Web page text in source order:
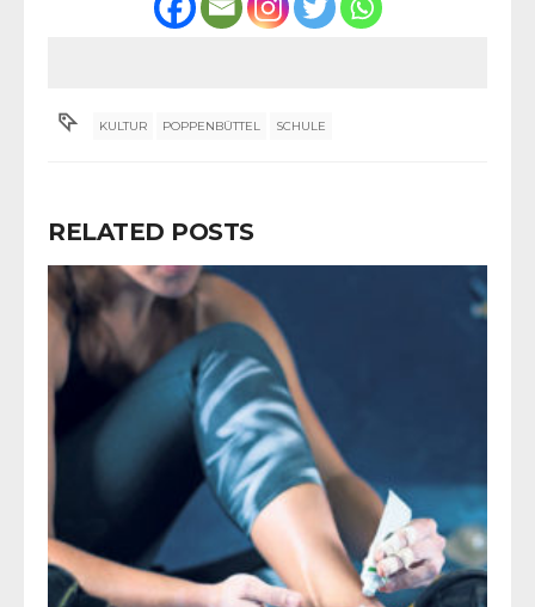
KULTUR POPPENBÜTTEL SCHULE
RELATED POSTS